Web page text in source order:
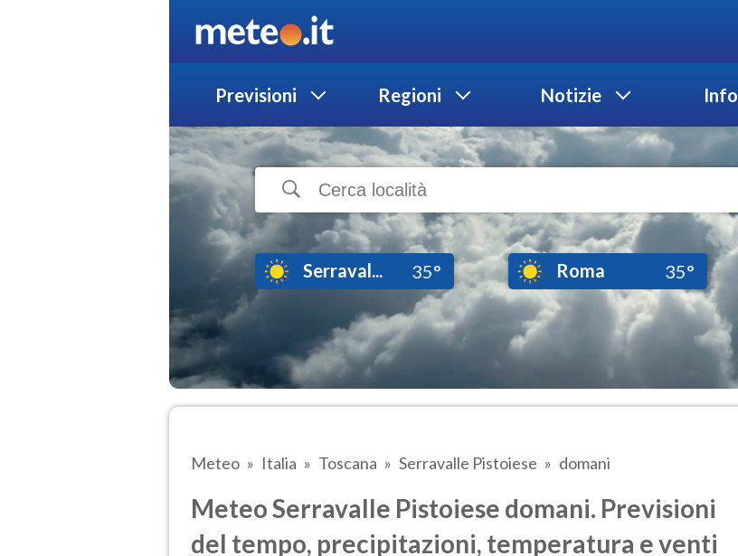
Previsioni Regioni Notizie Info
Serraval... 35° Roma 35°
Meteo Italia Toscana Serravalle Pistoiese domani
Meteo Serravalle Pistoiese domani. Previsioni
del tempo, precipitazioni, temperatura e venti